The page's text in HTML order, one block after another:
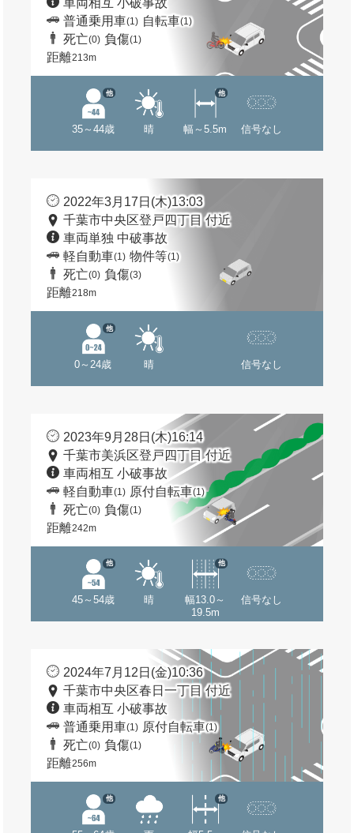
車両相互 小破事故
普通乗用車(1) 自転車(1)
死亡(0) 負傷(1)
距離213m
35～44歳
他
晴 幅～5.5m
他
信号なし
2022年3月17日(木)13:03
千葉市中央区登戸四丁目 付近
車両単独 中破事故
軽自動車(1) 物件等(1)
死亡(0) 負傷(3)
距離218m
0～24歳
他
晴 信号なし
2023年9月28日(木)16:14
千葉市美浜区登戸四丁目 付近
車両相互 小破事故
軽自動車(1) 原付自転車(1)
死亡(0) 負傷(1)
距離242m
45～54歳
他
晴
幅13.0～
19.5m
他
信号なし
2024年7月12日(金)10:36
千葉市中央区春日一丁目 付近
車両相互 小破事故
普通乗用車(1) 原付自転車(1)
死亡(0) 負傷(1)
距離256m
他 他